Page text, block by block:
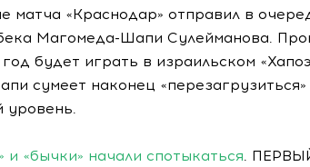
матча «Краснодар» отправил в
Магомеда-Шапи Сулейманова.
будет играть в израильском
сумеет наконец
уровень.
«бычки» начали спотыкаться.